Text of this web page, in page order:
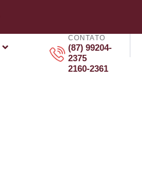
CONTATO
(87) 99204-
2375
2160-2361